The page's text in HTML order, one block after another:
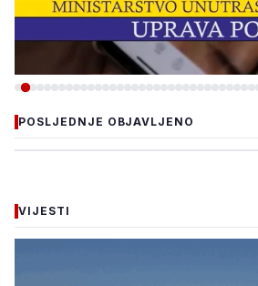
ZBOG INTERNETSKE
OD 40.000 KM
POSLJEDNJE OBJAVLJENO
VIJESTI